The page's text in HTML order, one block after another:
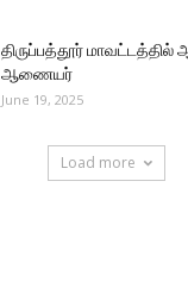
திருப்பத்தூர் மாவட்டத்தில்
ஆணையர்
June 19, 2025
Load more